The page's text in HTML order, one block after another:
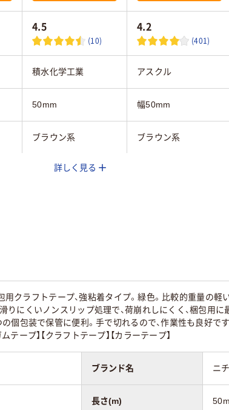
4.5
(10)
4.2
(401)
積水化学工業 アスクル
50mm 幅50mm
ブラウン系 ブラウン系
詳しく見る
用クラフトテープ、強粘着タイプ。緑色。比較的重量の
りにくいノンスリップ処理で、荷崩れしにくく、梱包用
個包装で保管に便利。手で切れるので、作業性も良好で
ープ】【クラフトテープ】【カラーテープ】
ブランド名 ニ
長さ(m) 50m